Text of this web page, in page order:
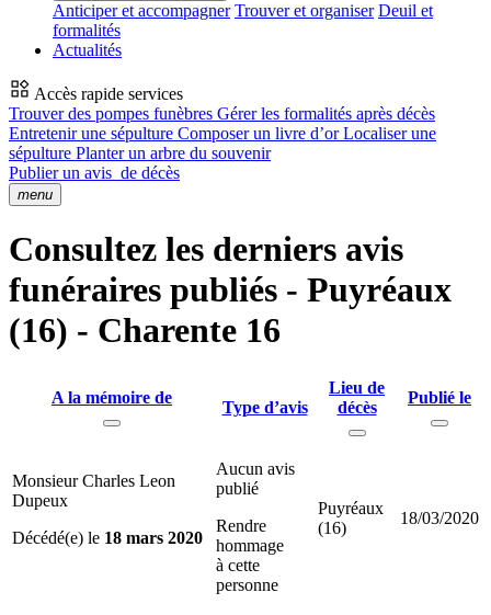
Anticiper et accompagner Trouver et organiser Deuil et
formalités
Actualités
Accès rapide services
Trouver des pompes funèbres Gérer les formalités après décès
Entretenir une sépulture Composer un livre d’orLocaliser une
sépulture Planter un arbre du souvenir
Publier un avis de décès
menu
Consultez les derniers avis
funéraires publiés - Puyréaux
(16) - Charente 16
A la mémoire de
Type d’avis
Lieu de
décès
Publié le
Monsieur Charles Leon
Dupeux
Décédé(e) le 18 mars 2020
Aucun avis
publié
Rendre
hommage
à cette
personne
Puyréaux
(16)
18/03/2020